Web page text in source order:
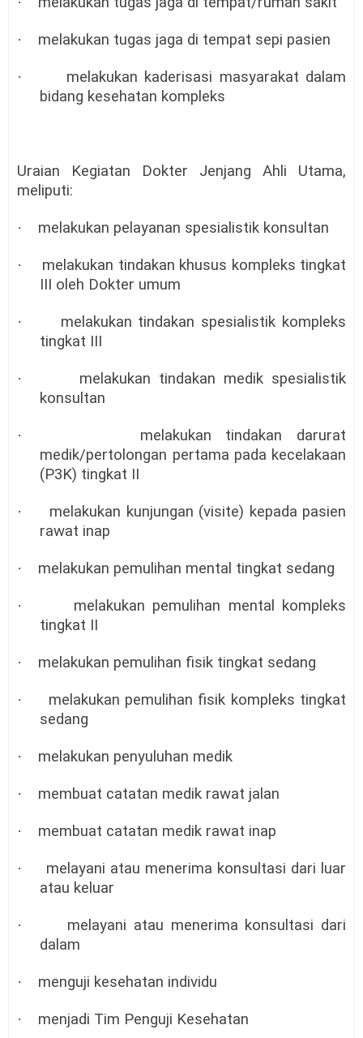
· melakukan tugas jaga di tempat sepi pasien
·
melakukan kaderisasi masyarakat dalam
bidang kesehatan kompleks
Uraian Kegiatan Dokter Jenjang Ahli Utama,
meliputi:
· melakukan pelayanan spesialistik konsultan
·
melakukan tindakan khusus kompleks tingkat
III oleh Dokter umum
·
melakukan tindakan spesialistik kompleks
tingkat III
·
melakukan tindakan medik spesialistik
konsultan
·
melakukan tindakan darurat
medik/pertolongan pertama pada kecelakaan
(P3K) tingkat II
·
melakukan kunjungan (visite) kepada pasien
rawat inap
· melakukan pemulihan mental tingkat sedang
·
melakukan pemulihan mental kompleks
tingkat II
· melakukan pemulihan fisik tingkat sedang
·
melakukan pemulihan fisik kompleks tingkat
sedang
· melakukan penyuluhan medik
· membuat catatan medik rawat jalan
· membuat catatan medik rawat inap
·
melayani atau menerima konsultasi dari luar
atau keluar
·
melayani atau menerima konsultasi dari
dalam
· menguji kesehatan individu
· menjadi Tim Penguji Kesehatan